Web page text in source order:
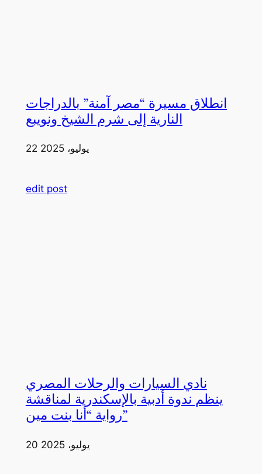
انطلاق مسيرة “مصر آمنة” بالدراجات
النارية إلى شرم الشيخ ونويبع
22 يوليو، 2025
edit post
نادي السيارات والرحلات المصري
ينظم ندوة أدبية بالإسكندرية لمناقشة
رواية “أنا بنت مين”
20 يوليو، 2025